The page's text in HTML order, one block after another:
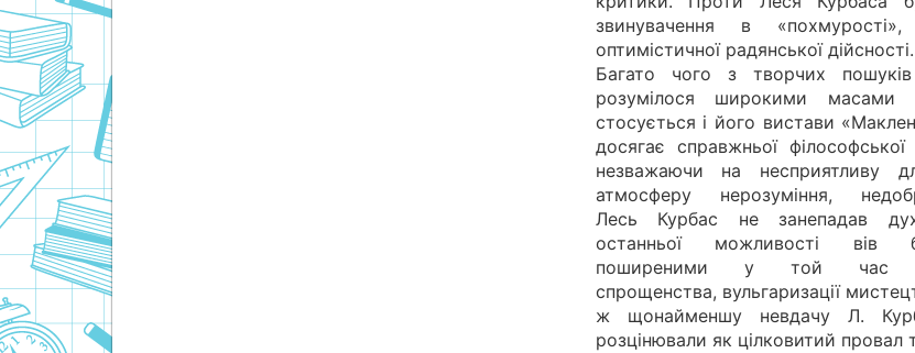
звинувачення в «похмурості»,
оптимістичної радянської дійсності.
Багато чого з творчих
розумілося широкими масами
стосується і його вистави
досягає справжньої
незважаючи на несприятливу
атмосферу нерозуміння,
Лесь Курбас не занепадав
останньої можливості вів
поширеними у той час
спрощенства, вульгаризації
ж щонайменшу невдачу Л.
розцінювали як цілковитий провал